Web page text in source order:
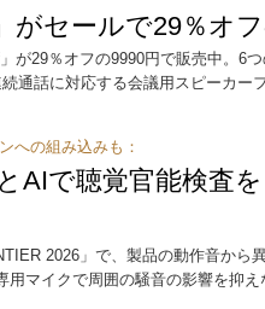
がセールで29％オ
が29％オフの9990円で販売中。6
通話に対応する会議用スピーカー
への組み込みも：
AIで聴覚官能検査
2026」で、製品の動作音から
用マイクで周囲の騒音の影響を抑